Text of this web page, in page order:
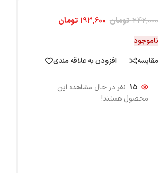
242,000 تومان 193,600تومان
ناموجود
مقایسه
افزودن به علاقه مندی
15 نفر در حال مشاهده این
محصول هستند!